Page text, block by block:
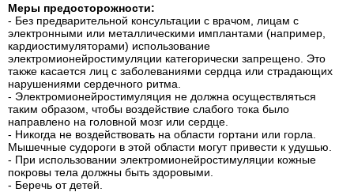
Меры предосторожности:
- Без предварительной консультации с врачом, лицам с
электронными или металлическими имплантами (например,
кардиостимуляторами) использование
электромионейростимуляции категорически запрещено. Это
также касается лиц с заболеваниями сердца или страдающих
нарушениями сердечного ритма.
- Электромионейростимуляция не должна осуществляться
таким образом, чтобы воздействие слабого тока было
направлено на головной мозг или сердце.
- Никогда не воздействовать на области гортани или горла.
Мышечные судороги в этой области могут привести к удушью.
- При использовании электромионейростимуляции кожные
покровы тела должны быть здоровыми.
- Беречь от детей.